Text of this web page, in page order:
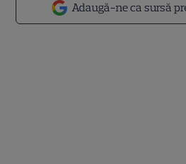
Adaugă-ne ca sursă